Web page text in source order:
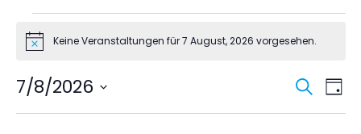
Veranstaltungen
für
7
August,
HinweisKeine Veranstaltungen für 7 August, 2026 vorgesehen.
Suche
SucheTag
7/8/2026
Datum